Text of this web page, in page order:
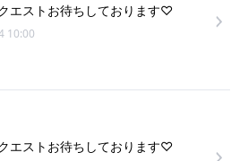
エストお待ちしております♡
10:00
エストお待ちしております♡